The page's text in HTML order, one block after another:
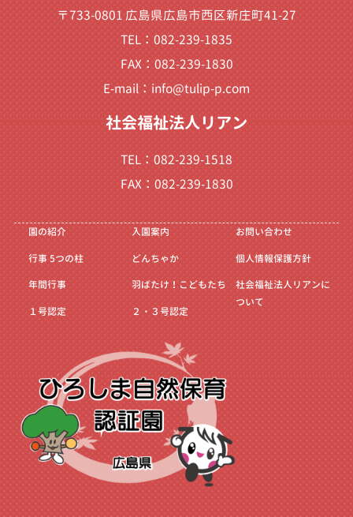
〒733-0801 広島県広島市西区新庄町41-27
TEL：082-239-1835
FAX：082-239-1830
E-mail： info@tulip-p.com
社会福祉法人リアン
TEL：082-239-1518
FAX：082-239-1830
園の紹介
行事5つの柱
年間行事
１号認定
入園案内
どんちゃか
羽ばたけ！こどもたち
２・３号認定
お問い合わせ
個人情報保護方針
社会福祉法人リアンに
ついて